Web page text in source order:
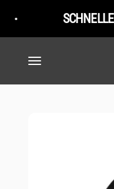
SCHNELLE
Navigationsmenü